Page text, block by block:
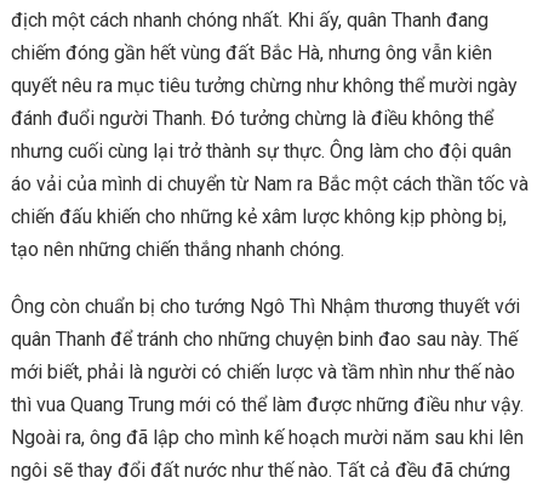
địch một cách nhanh chóng nhất. Khi ấy, quân Thanh đang
chiếm đóng gần hết vùng đất Bắc Hà, nhưng ông vẫn kiên
quyết nêu ra mục tiêu tưởng chừng như không thể mười ngày
đánh đuổi người Thanh. Đó tưởng chừng là điều không thể
nhưng cuối cùng lại trở thành sự thực. Ông làm cho đội quân
áo vải của mình di chuyển từ Nam ra Bắc một cách thần tốc và
chiến đấu khiến cho những kẻ xâm lược không kịp phòng bị,
tạo nên những chiến thắng nhanh chóng.
Ông còn chuẩn bị cho tướng Ngô Thì Nhậm thương thuyết với
quân Thanh để tránh cho những chuyện binh đao sau này. Thế
mới biết, phải là người có chiến lược và tầm nhìn như thế nào
thì vua Quang Trung mới có thể làm được những điều như vậy.
Ngoài ra, ông đã lập cho mình kế hoạch mười năm sau khi lên
ngôi sẽ thay đổi đất nước như thế nào. Tất cả đều đã chứng